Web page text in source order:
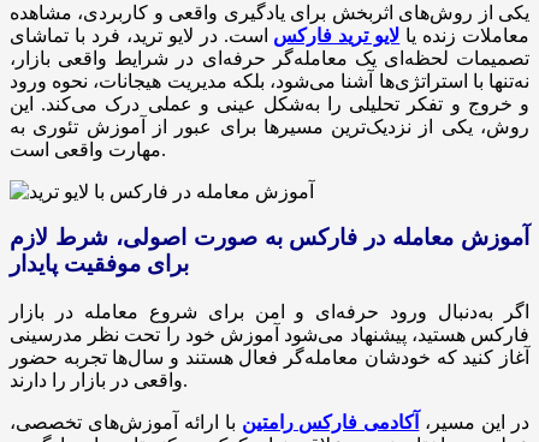
یکی از روش‌های اثربخش برای یادگیری واقعی و کاربردی، مشاهده
معاملات زنده یا لایو ترید فارکس است. در لایو ترید، فرد با تماشای
تصمیمات لحظه‌ای یک معامله‌گر حرفه‌ای در شرایط واقعی بازار،
نه‌تنها با استراتژی‌ها آشنا می‌شود، بلکه مدیریت هیجانات، نحوه ورود
و خروج و تفکر تحلیلی را به‌شکل عینی و عملی درک می‌کند. این
روش، یکی از نزدیک‌ترین مسیرها برای عبور از آموزش تئوری به
مهارت واقعی است.
آموزش معامله در فارکس به صورت اصولی، شرط لازم
برای موفقیت پایدار
اگر به‌دنبال ورود حرفه‌ای و امن برای شروع معامله در بازار
فارکس هستید، پیشنهاد می‌شود آموزش خود را تحت نظر مدرسینی
آغاز کنید که خودشان معامله‌گر فعال هستند و سال‌ها تجربه حضور
واقعی در بازار را دارند.
در این مسیر، آکادمی فارکس رامتین با ارائه آموزش‌های تخصصی،